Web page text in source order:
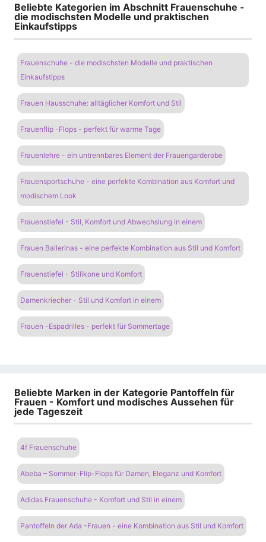
Beliebte Kategorien im Abschnitt Frauenschuhe -
die modischsten Modelle und praktischen
Einkaufstipps
Frauenschuhe - die modischsten Modelle und praktischen
Einkaufstipps
Frauen Hausschuhe: alltäglicher Komfort und Stil
Frauenflip -Flops - perfekt für warme Tage
Frauenlehre - ein untrennbares Element der Frauengarderobe
Frauensportschuhe - eine perfekte Kombination aus Komfort und
modischem Look
Frauenstiefel - Stil, Komfort und Abwechslung in einem
Frauen Ballerinas - eine perfekte Kombination aus Stil und Komfort
Frauenstiefel - Stilikone und Komfort
Damenkriecher - Stil und Komfort in einem
Frauen -Espadrilles - perfekt für Sommertage
Beliebte Marken in der Kategorie Pantoffeln für
Frauen - Komfort und modisches Aussehen für
jede Tageszeit
4f Frauenschuhe
Abeba – Sommer-Flip-Flops für Damen, Eleganz und Komfort
Adidas Frauenschuhe - Komfort und Stil in einem
Pantoffeln der Ada -Frauen - eine Kombination aus Stil und Komfort